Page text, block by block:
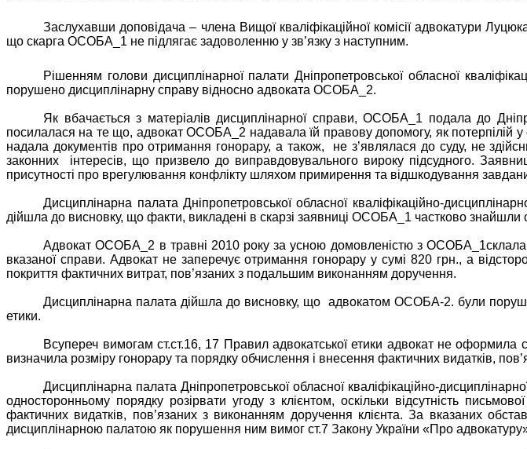
Заслухавши доповідача – члена Вищої кваліфікаційної комісії адвокатури
що скарга ОСОБА_1 не підлягає задоволенню у зв’язку з наступним.
Рішенням голови дисциплінарної палати Дніпропетровської обласної
порушено дисциплінарну справу відносно адвоката ОСОБА_2.
Як вбачається з матеріалів дисциплінарної справи, ОСОБА_1 подала до
посилалася на те що, адвокат ОСОБА_2 надавала їй правову допомогу, як потерпілій
надала документів про отримання гонорару, а також,
не з’являлася до суду, не
законних
інтересів, що призвело до виправдовувального вироку підсудного.
присутності про врегулювання конфлікту шляхом примирення та відшкодування
Дисциплінарна палата Дніпропетровської обласної кваліфікаційно-
дійшла до висновку, що факти, викладені в скарзі заявниці ОСОБА_1 частково знайшли
Адвокат ОСОБА_2 в травні 2010 року за усною домовленістю з ОСОБА_1склала
вказаної справи. Адвокат не заперечує отримання гонорару у сумі 820 грн., а
покриття фактичних витрат, пов’язаних з подальшим виконанням доручення.
Дисциплінарна палата дійшла до висновку, що адвокатом ОСОБА-2. були
етики.
Всупереч вимогам ст.ст.16, 17 Правил адвокатської етики адвокат не оформила
визначила розміру гонорару та порядку обчислення і внесення фактичних видатків,
Дисциплінарна палата Дніпропетровської обласної кваліфікаційно-
односторонньому порядку розірвати угоду з клієнтом, оскільки відсутність
фактичних видатків, пов’язаних з виконанням доручення клієнта. За вказаних
дисциплінарною палатою як порушення ним вимог ст.7 Закону України «Про